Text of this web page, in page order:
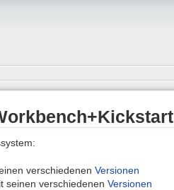
verschiedenen Versionen
seinen verschiedenen Versionen